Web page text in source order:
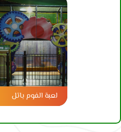
لعبة الفوم باتل